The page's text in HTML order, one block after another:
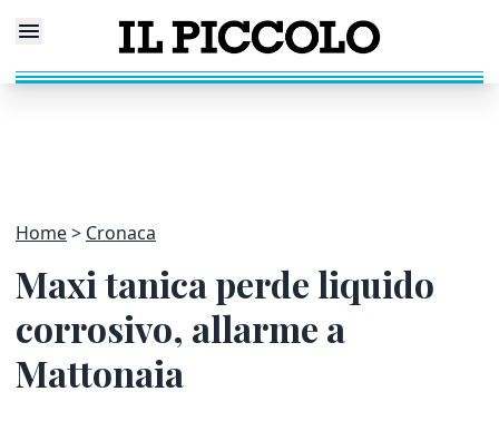
Home Cronaca
Maxi tanica perde liquido
corrosivo, allarme a
Mattonaia